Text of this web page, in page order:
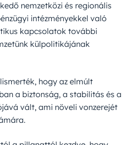
nemzetközi és regionális
intézményekkel való
kapcsolatok további
külpolitikájának
hogy az elmúlt
a biztonság, a stabilitás és a
vált, ami növeli vonzerejét